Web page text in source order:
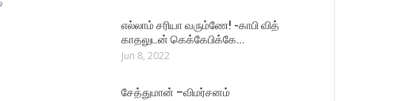
எல்லாம் சரியா வரும்ணே! -காபி வித்
காதலுடன் கெக்கேபிக்கே…
Jun 8, 2022
சேத்துமான் –விமர்சனம்